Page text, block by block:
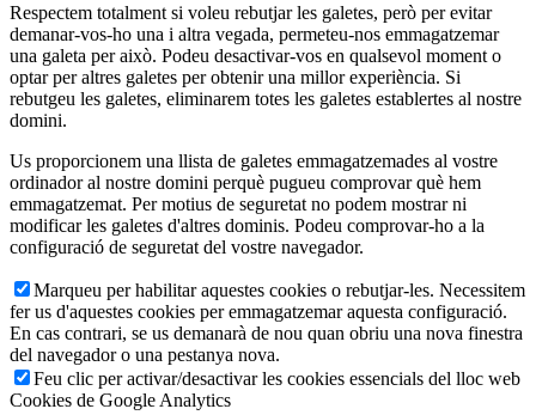
Respectem totalment si voleu rebutjar les galetes, però per evitar
demanar-vos-ho una i altra vegada, permeteu-nos emmagatzemar
una galeta per això. Podeu desactivar-vos en qualsevol moment o
optar per altres galetes per obtenir una millor experiència. Si
rebutgeu les galetes, eliminarem totes les galetes establertes al nostre
domini.
Us proporcionem una llista de galetes emmagatzemades al vostre
ordinador al nostre domini perquè pugueu comprovar què hem
emmagatzemat. Per motius de seguretat no podem mostrar ni
modificar les galetes d'altres dominis. Podeu comprovar-ho a la
configuració de seguretat del vostre navegador.
Marqueu per habilitar aquestes cookies o rebutjar-les. Necessitem
fer us d'aquestes cookies per emmagatzemar aquesta configuració.
En cas contrari, se us demanarà de nou quan obriu una nova finestra
del navegador o una pestanya nova.
Feu clic per activar/desactivar les cookies essencials del lloc web
Cookies de Google Analytics